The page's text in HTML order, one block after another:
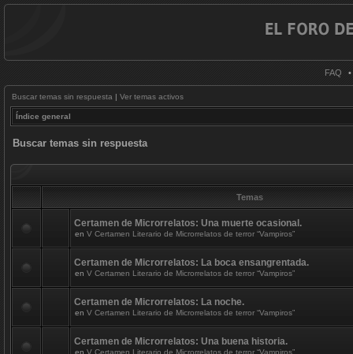
FAQ •
Buscar temas sin respuesta | Ver temas activos
Índice general
Buscar temas sin respuesta
Temas
Certamen de Microrrelatos: Una muerte ocasional.
en V Certamen Literario de Microrrelatos de terror “Vampiros”
Certamen de Microrrelatos: La boca ensangrentada.
en V Certamen Literario de Microrrelatos de terror “Vampiros”
Certamen de Microrrelatos: La noche.
en V Certamen Literario de Microrrelatos de terror “Vampiros”
Certamen de Microrrelatos: Una buena historia.
en V Certamen Literario de Microrrelatos de terror “Vampiros”